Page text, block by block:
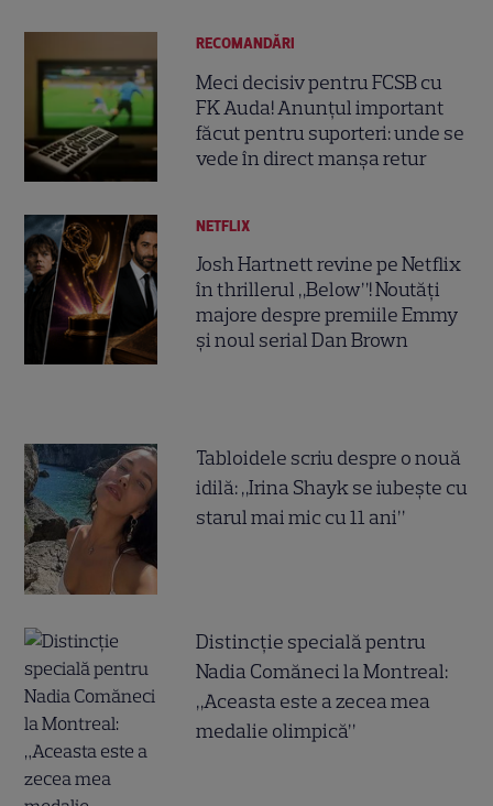
RECOMANDĂRI
Meci decisiv pentru FCSB cu
FK Auda! Anunțul important
făcut pentru suporteri: unde se
vede în direct manșa retur
NETFLIX
Josh Hartnett revine pe Netflix
în thrillerul „Below”! Noutăți
majore despre premiile Emmy
și noul serial Dan Brown
Tabloidele scriu despre o nouă
idilă: „Irina Shayk se iubește cu
starul mai mic cu 11 ani”
Distincție specială pentru
Nadia Comăneci la Montreal:
„Aceasta este a zecea mea
medalie olimpică”